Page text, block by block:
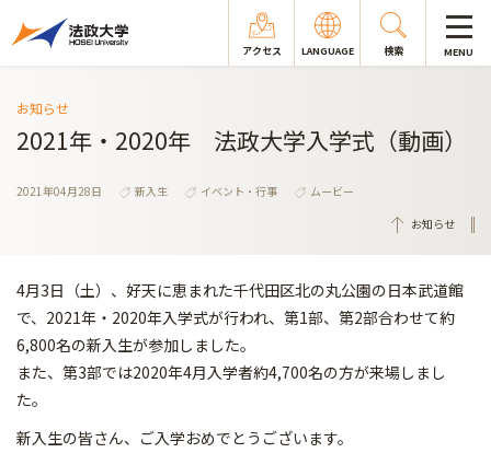
アクセス LANGUAGE 検索 MENU
お知らせ
2021年・2020年 法政大学入学式（動画）
2021年04月28日 新入生 イベント・行事
ムービー
お知らせ
4月3日（土）、好天に恵まれた千代田区北の丸公園の日本武道館
で、2021年・2020年入学式が行われ、第1部、第2部合わせて約
6,800名の新入生が参加しました。
また、第3部では2020年4月入学者約4,700名の方が来場しまし
た。
新入生の皆さん、ご入学おめでとうございます。